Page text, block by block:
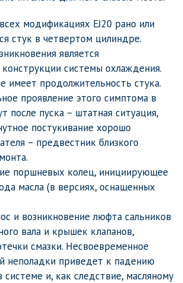
модификациях EJ20 рано или
стук в четвертом цилиндре.
является
системы охлаждения.
имеет продолжительность стука.
проявление этого симптома в
после пуска – штатная ситуация,
постукивание хорошо
– предвестник близкого
поршневых колец, инициирующее
масла (в версиях, оснащенных
и возникновение люфта сальников
вала и крышек клапанов,
смазки. Несвоевременное
неполадки приведет к падению
системе и, как следствие, масляному